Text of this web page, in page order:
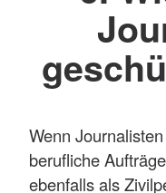
Wenn
berufliche
ebenfalls als